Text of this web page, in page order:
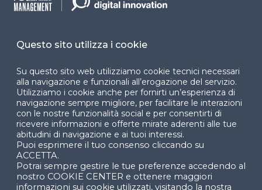
Facebook LinkedIn
© 2024 Copyright © Politecnico di Milano Dipartimento
di Ingegneria Gestionale
Questo sito utilizza i cookie
Su questo sito web utilizziamo cookie tecnici necessari
alla navigazione e funzionali all’erogazione del servizio.
Utilizziamo i cookie anche per fornirti un’esperienza di
navigazione sempre migliore, per facilitare le interazioni
con le nostre funzionalità social e per consentirti di
ricevere informazioni e offerte mirate aderenti alle tue
abitudini di navigazione e ai tuoi interessi.
Puoi esprimere il tuo consenso cliccando su
ACCETTA.
Potrai sempre gestire le tue preferenze accedendo al
nostro COOKIE CENTER e ottenere maggiori
informazioni sui cookie utilizzati, visitando la nostra